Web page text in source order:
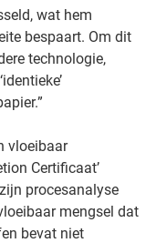
wat hem
bespaart. Om dit
technologie,
vloeibaar
Certificaat’
procesanalyse
mengsel dat
bevat niet